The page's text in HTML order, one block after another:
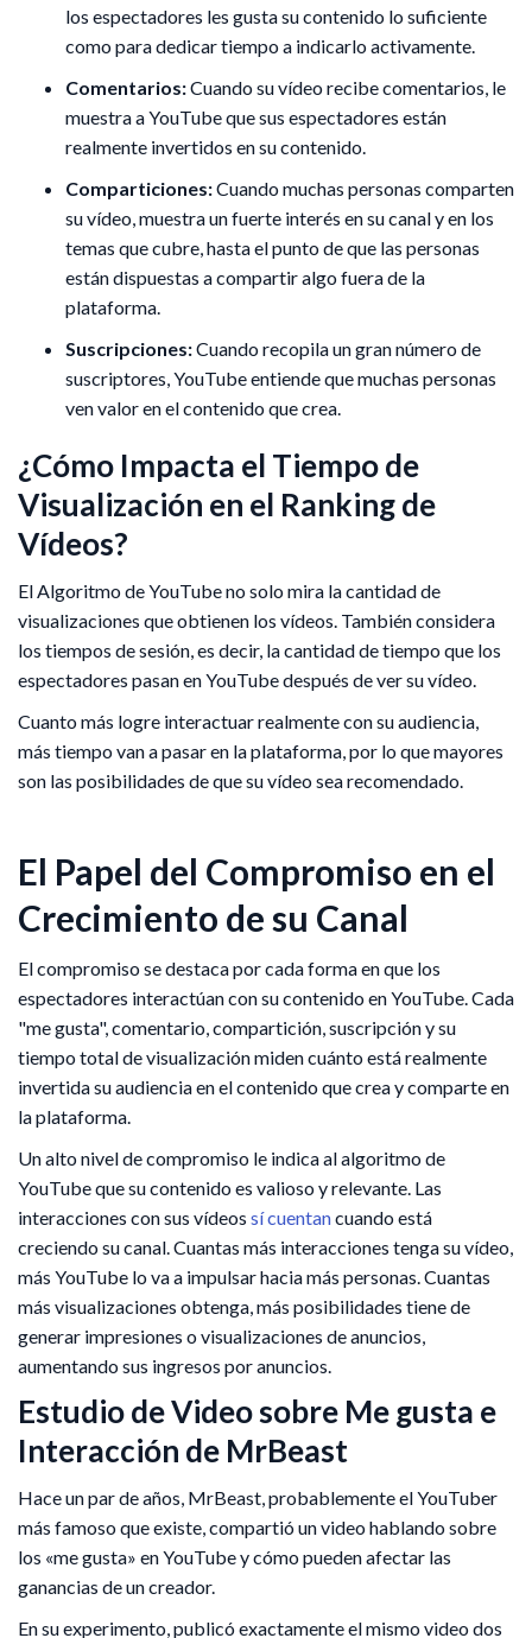
los espectadores les gusta su contenido lo suficiente
como para dedicar tiempo a indicarlo activamente.
Comentarios:Cuando su vídeo recibe comentarios, le
muestra a YouTube que sus espectadores están
realmente invertidos en su contenido.
Comparticiones:Cuando muchas personas comparten
su vídeo, muestra un fuerte interés en su canal y en los
temas que cubre, hasta el punto de que las personas
están dispuestas a compartir algo fuera de la
plataforma.
Suscripciones:Cuando recopila un gran número de
suscriptores, YouTube entiende que muchas personas
ven valor en el contenido que crea.
¿Cómo Impacta el Tiempo de
Visualización en el Ranking de
Vídeos?
El Algoritmo de YouTube no solo mira la cantidad de
visualizaciones que obtienen los vídeos. También considera
los tiempos de sesión, es decir, la cantidad de tiempo que los
espectadores pasan en YouTube después de ver su vídeo.
Cuanto más logre interactuar realmente con su audiencia,
más tiempo van a pasar en la plataforma, por lo que mayores
son las posibilidades de que su vídeo sea recomendado.
El Papel del Compromiso en el
Crecimiento de su Canal
El compromiso se destaca por cada forma en que los
espectadores interactúan con su contenido en YouTube. Cada
"me gusta", comentario, compartición, suscripción y su
tiempo total de visualización miden cuánto está realmente
invertida su audiencia en el contenido que crea y comparte en
la plataforma.
Un alto nivel de compromiso le indica al algoritmo de
YouTube que su contenido es valioso y relevante. Las
interacciones con sus vídeos sí cuentancuando está
creciendo su canal. Cuantas más interacciones tenga su vídeo,
más YouTube lo va a impulsar hacia más personas. Cuantas
más visualizaciones obtenga, más posibilidades tiene de
generar impresiones o visualizaciones de anuncios,
aumentando sus ingresos por anuncios.
Estudio de Video sobre Me gusta e
Interacción de MrBeast
Hace un par de años, MrBeast, probablemente el YouTuber
más famoso que existe, compartió un video hablando sobre
los «me gusta» en YouTube y cómo pueden afectar las
ganancias de un creador.
En su experimento, publicó exactamente el mismo video dos